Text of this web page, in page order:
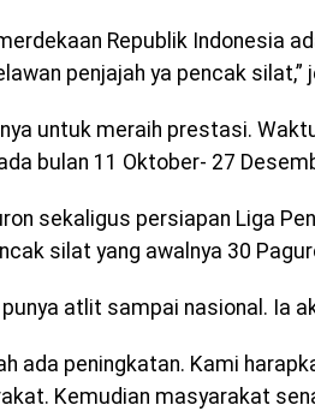
Republik Indonesia
penjajah ya pencak
untuk meraih prestasi.
bulan 11 Oktober- 27
sekaligus persiapan Liga
silat yang awalnya 30
atlit sampai nasional. Ia
ada peningkatan. Kami
Kemudian masyarakat